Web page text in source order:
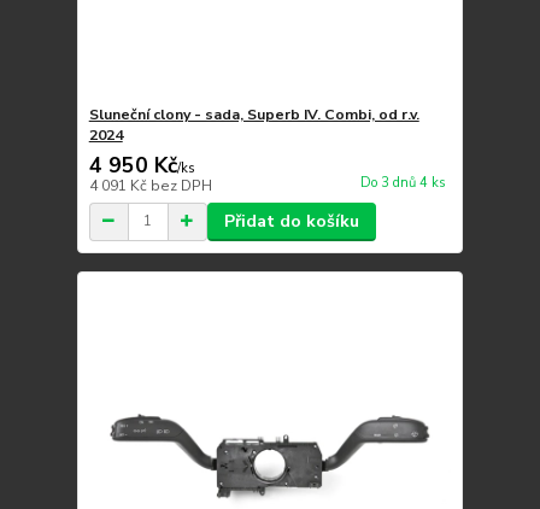
Sluneční clony - sada, Superb IV. Combi, od r.v.
2024
4 950 Kč/ks
4 091 Kč bez DPH Do 3 dnů 4 ks
Přidat do košíku